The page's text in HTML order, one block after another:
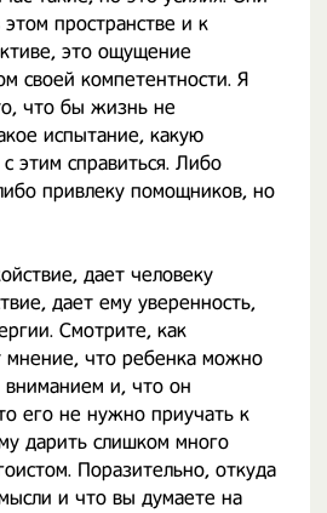
пространстве и к
это ощущение
своей компетентности. Я
что бы жизнь не
испытание, какую
этим справиться. Либо
привлеку помощников, но
дает человеку
дает ему уверенность,
Смотрите, как
мнение, что ребенка можно
вниманием и, что он
его не нужно приучать к
дарить слишком много
Поразительно, откуда
и что вы думаете на